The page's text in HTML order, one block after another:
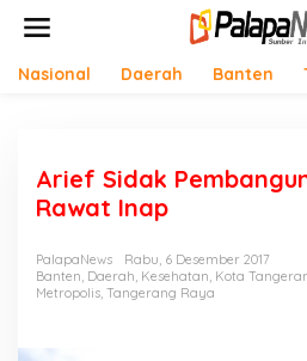
Nasional Daerah Banten
Arief Sidak
Rawat Inap
PalapaNews
Rabu, 6 Desember 2017
Banten, Daerah, Kesehatan, Kota
Metropolis, Tangerang Raya